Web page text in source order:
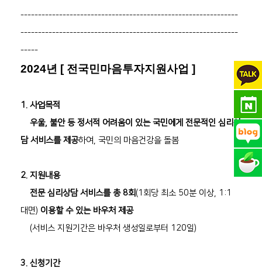
--------------------------------------------------------------
--------------------------------------------------------------
-----
2024년 [ 전국민마음투자지원사업 ]
1. 사업목적
우울, 불안 등 정서적 어려움이 있는 국민에게 전문적인 심리상
담 서비스를 제공하여, 국민의 마음건강을 돌봄
2. 지원내용
전문 심리상담 서비스를 총 8회(1회당 최소 50분 이상, 1:1
대면) 이용할 수 있는 바우처 제공
(서비스 지원기간은 바우처 생성일로부터 120일)
3. 신청기간